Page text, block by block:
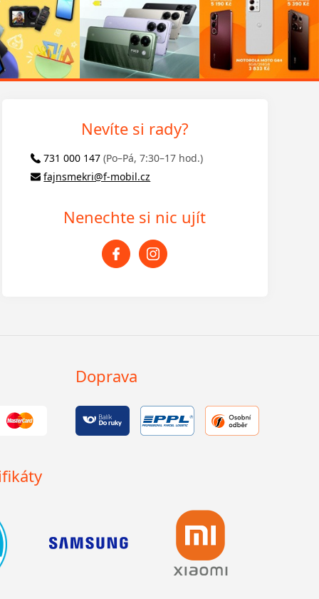
Nevíte si rady?
731 000 147 (Po–Pá, 7:30–17 hod.)
fajnsmekri@f-mobil.cz
Nenechte si nic ujít
Doprava